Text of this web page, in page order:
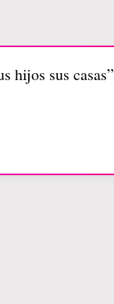
hijos sus casas”